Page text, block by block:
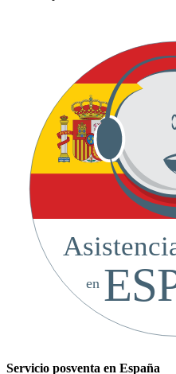
en
Servicio posventa en España